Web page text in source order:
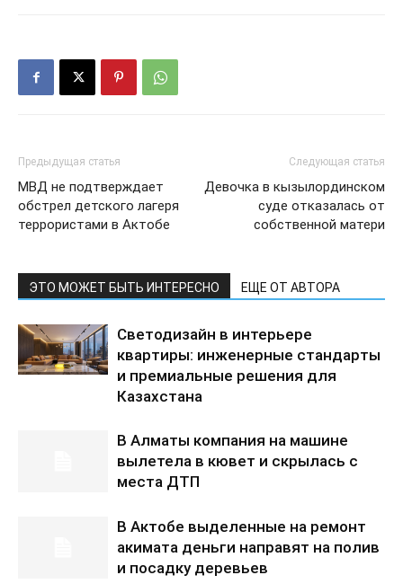
Предыдущая статья
МВД не подтверждает
обстрел детского лагеря
террористами в Актобе
Следующая статья
Девочка в кызылординском
суде отказалась от
собственной матери
ЭТО МОЖЕТ БЫТЬ ИНТЕРЕСНО ЕЩЕ ОТ АВТОРА
Светодизайн в интерьере
квартиры: инженерные стандарты
и премиальные решения для
Казахстана
В Алматы компания на машине
вылетела в кювет и скрылась с
места ДТП
В Актобе выделенные на ремонт
акимата деньги направят на полив
и посадку деревьев